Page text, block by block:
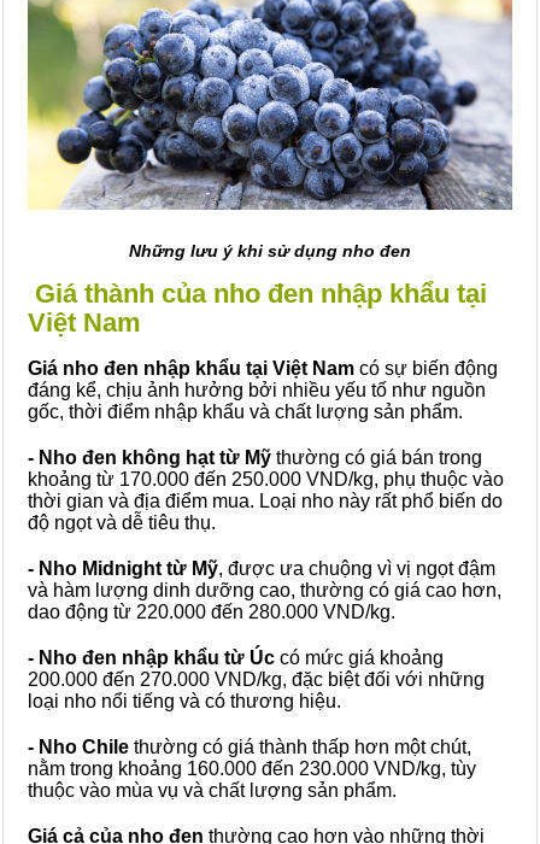
Những lưu ý khi sử dụng nho đen
Giá thành của nho đen nhập khẩu tại
Việt Nam
Giá nho đen nhập khẩu tại Việt Nam có sự biến động
đáng kể, chịu ảnh hưởng bởi nhiều yếu tố như nguồn
gốc, thời điểm nhập khẩu và chất lượng sản phẩm.
- Nho đen không hạt từ Mỹ thường có giá bán trong
khoảng từ 170.000 đến 250.000 VND/kg, phụ thuộc vào
thời gian và địa điểm mua. Loại nho này rất phổ biến do
độ ngọt và dễ tiêu thụ.
- Nho Midnight từ Mỹ, được ưa chuộng vì vị ngọt đậm
và hàm lượng dinh dưỡng cao, thường có giá cao hơn,
dao động từ 220.000 đến 280.000 VND/kg.
- Nho đen nhập khẩu từ Úc có mức giá khoảng
200.000 đến 270.000 VND/kg, đặc biệt đối với những
loại nho nổi tiếng và có thương hiệu.
- Nho Chile thường có giá thành thấp hơn một chút,
nằm trong khoảng 160.000 đến 230.000 VND/kg, tùy
thuộc vào mùa vụ và chất lượng sản phẩm.
Giá cả của nho đen thường cao hơn vào những thời